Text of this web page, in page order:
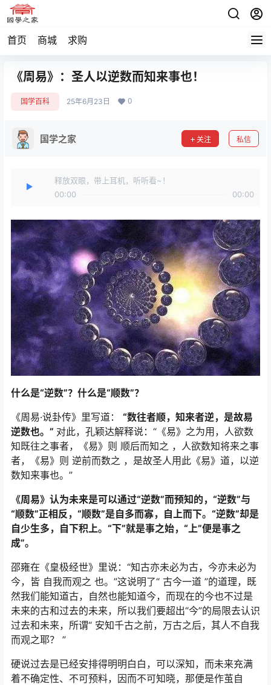
首页 商城 求购
《周易》：圣人以逆数而知来事也！
国学百科 25年6月23日 0
国学之家 关注 私信
释放双眼，带上耳机，听听看~！
00:00
00:00
什么是“逆数”？什么是“顺数”？
《周易·说卦传》里写道： “数往者顺，知来者逆，是故易
逆数也。” 对此，孔颖达解释说：“《易》之为用，人欲数
知既往之事者，《易》则 顺后而知之 ，人欲数知将来之事
者，《易》则 逆前而数之 ，是故圣人用此《易》道，以逆
数知来事也。”
《周易》认为未来是可以通过“逆数”而预知的，“逆数”与
“顺数”正相反，“顺数”是自多而寡，自上而下。“逆数”却是
自少生多，自下积上。“下”就是事之始，“上”便是事之
成”。
邵雍在《皇极经世》里说：“知古亦未必为古，今亦未必为
今，皆 自我而观之 也。”这说明了“ 古今一道 ”的道理，既
然我们能知道古，自然也能知道今，而现在的今也不过是
未来的古和过去的未来，所以我们要超出“今”的局限去认识
过去和未来，所谓“ 安知千古之前，万古之后，其人不自我
而观之耶？ ”
硬说过去是已经安排得明明白白，可以深知，而未来充满
着不确定性、不可预料，因而不可知晓，那便是作茧自